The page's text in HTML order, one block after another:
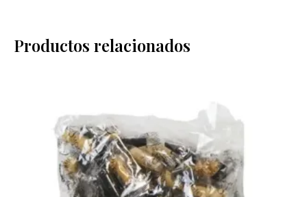
Productos relacionados